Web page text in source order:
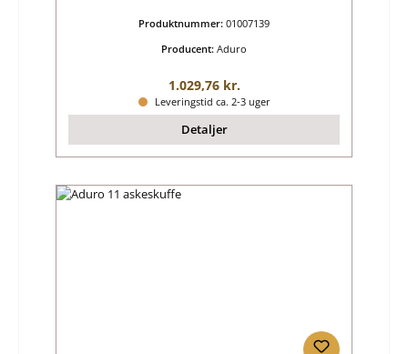
Produktnummer: 01007139
Producent: Aduro
Almindelig pris:
1.029,76 kr.
Leveringstid ca. 2-3 uger
Detaljer